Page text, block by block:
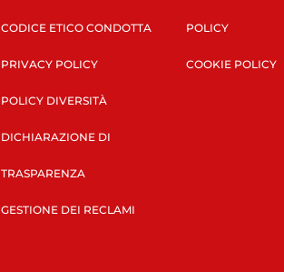
CODICE ETICO CONDOTTA
PRIVACY POLICY
POLICY DIVERSITÀ
DICHIARAZIONE DI
TRASPARENZA
GESTIONE DEI RECLAMI
POLICY
COOKIE POLICY